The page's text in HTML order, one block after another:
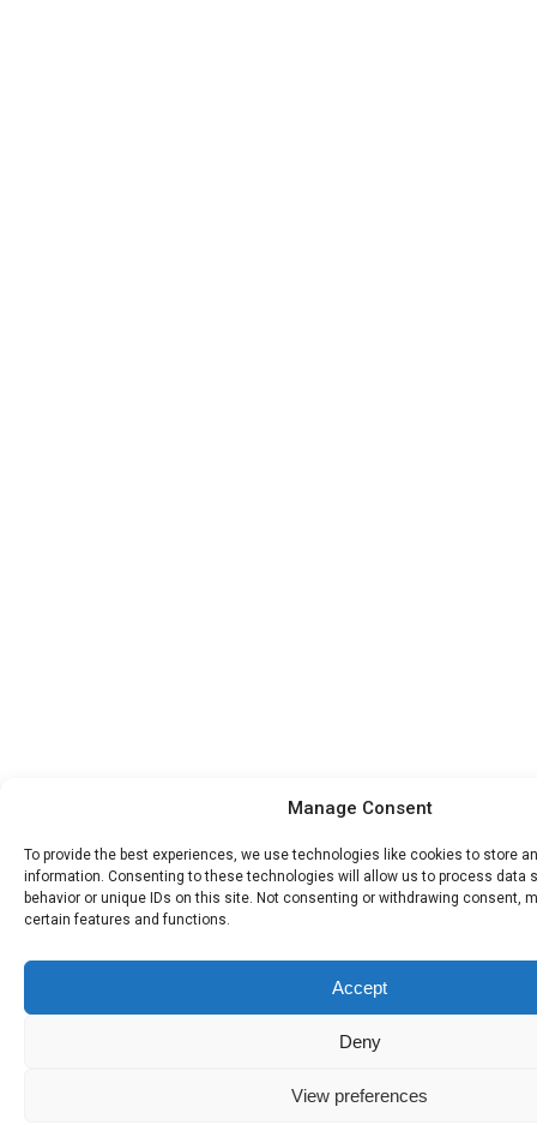
Manage Consent
To provide the best experiences, we use technologies like cookies to store
information. Consenting to these technologies will allow us to process data
behavior or unique IDs on this site. Not consenting or withdrawing consent,
certain features and functions.
Accept
Deny
View preferences